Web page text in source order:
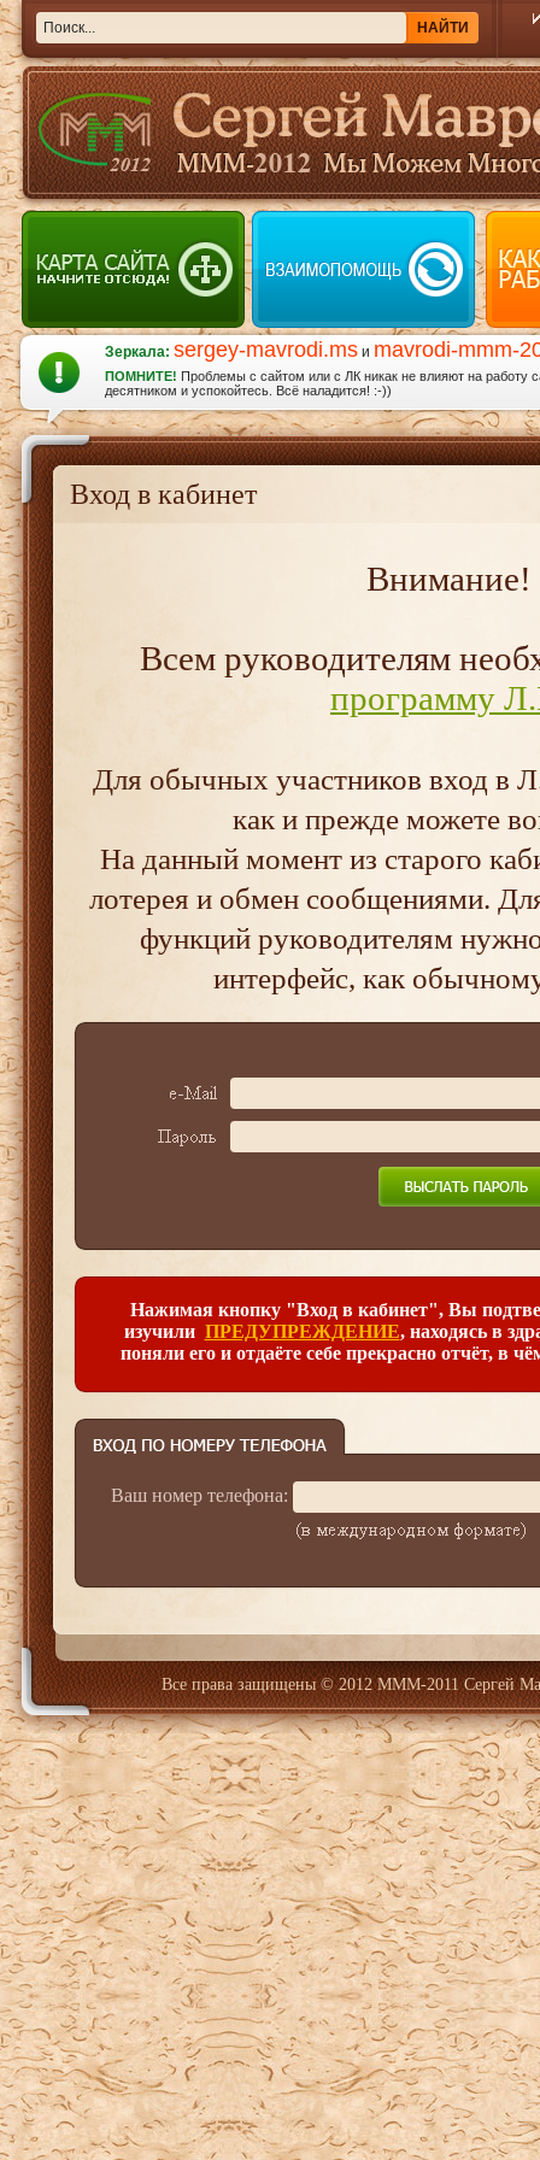
Зеркала: sergey-mavrodi.ms и mavrodi-mmm-
ПОМНИТЕ! Проблемы с сайтом или с ЛК никак не влияют на работу
десятником и успокойтесь. Всё наладится! :-))
Вход в кабинет
Внимание!
Всем руководителям
программу
Для обычных участников вход в
как и прежде можете
На данный момент из старого
лотерея и обмен сообщениями.
функций руководителям
интерфейс, как
Нажимая кнопку "Вход в кабинет", Вы
изучили ПРЕДУПРЕЖДЕНИЕ, находясь в
поняли его и отдаёте себе прекрасно отчёт, в
Ваш номер телефона:
Все права защищены© 2012 МММ-2011 Сергей